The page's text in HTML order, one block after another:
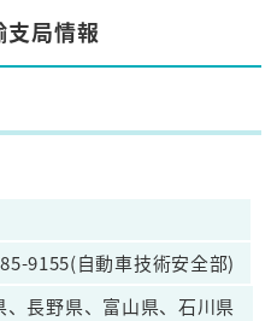
支局情報
9155(自動車技術安全部)
、長野県、富山県、石川県